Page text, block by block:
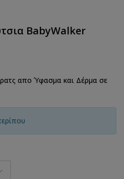
BabyWalker
απο Ύφασμα και Δέρμα σε